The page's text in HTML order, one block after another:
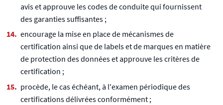
avis et approuve les codes de conduite qui fournissent
des garanties suffisantes ;
encourage la mise en place de mécanismes de
certification ainsi que de labels et de marques en matière
de protection des données et approuve les critères de
certification ;
procède, le cas échéant, à l'examen périodique des
certifications délivrées conformément ;